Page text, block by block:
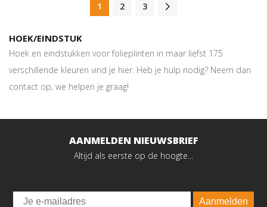
1 2 3
HOEK/EINDSTUK
Hoek en eindstukken voor folieplinten in maar liefst 175
verschillende kleuren vind je hier. Heb je hulp nodig? Neem dan
contact op, we helpen je graag!
AANMELDEN NIEUWSBRIEF
Altijd als eerste op de hoogte...
Email
Aanmelden